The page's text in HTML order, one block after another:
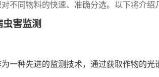
不同物料的快速、准确分选。以下将介绍
害监测
一种先进的监测技术，通过获取作物的